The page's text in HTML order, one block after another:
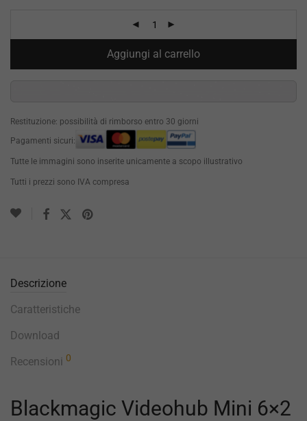
Aggiungi al carrello
Restituzione: possibilità di rimborso entro 30 giorni
Pagamenti sicuri:
Tutte le immagini sono inserite unicamente a scopo illustrativo
Tutti i prezzi sono IVA compresa
Descrizione
Caratteristiche
Download
Recensioni 0
Blackmagic Videohub Mini 6×2